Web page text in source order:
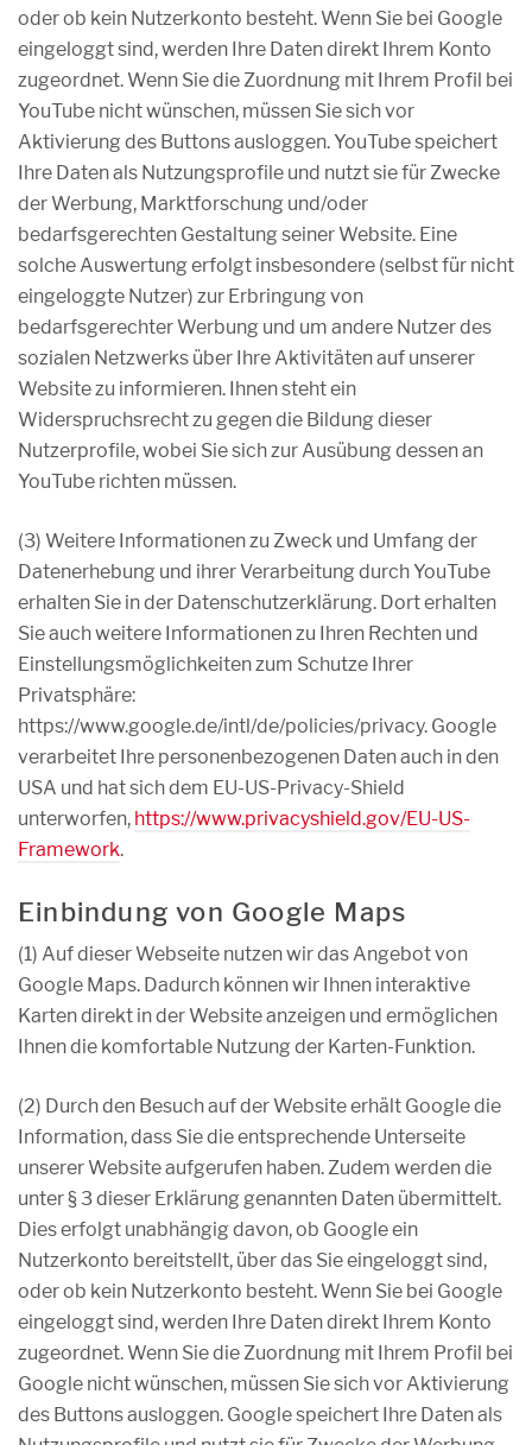
oder ob kein Nutzerkonto besteht. Wenn Sie bei Google
eingeloggt sind, werden Ihre Daten direkt Ihrem Konto
zugeordnet. Wenn Sie die Zuordnung mit Ihrem Profil bei
YouTube nicht wünschen, müssen Sie sich vor
Aktivierung des Buttons ausloggen. YouTube speichert
Ihre Daten als Nutzungsprofile und nutzt sie für Zwecke
der Werbung, Marktforschung und/oder
bedarfsgerechten Gestaltung seiner Website. Eine
solche Auswertung erfolgt insbesondere (selbst für nicht
eingeloggte Nutzer) zur Erbringung von
bedarfsgerechter Werbung und um andere Nutzer des
sozialen Netzwerks über Ihre Aktivitäten auf unserer
Website zu informieren. Ihnen steht ein
Widerspruchsrecht zu gegen die Bildung dieser
Nutzerprofile, wobei Sie sich zur Ausübung dessen an
YouTube richten müssen.
(3) Weitere Informationen zu Zweck und Umfang der
Datenerhebung und ihrer Verarbeitung durch YouTube
erhalten Sie in der Datenschutzerklärung. Dort erhalten
Sie auch weitere Informationen zu Ihren Rechten und
Einstellungsmöglichkeiten zum Schutze Ihrer
Privatsphäre:
https://www.google.de/intl/de/policies/privacy. Google
verarbeitet Ihre personenbezogenen Daten auch in den
USA und hat sich dem EU-US-Privacy-Shield
unterworfen, https://www.privacyshield.gov/EU-US-
Framework.
Einbindung von Google Maps
(1) Auf dieser Webseite nutzen wir das Angebot von
Google Maps. Dadurch können wir Ihnen interaktive
Karten direkt in der Website anzeigen und ermöglichen
Ihnen die komfortable Nutzung der Karten-Funktion.
(2) Durch den Besuch auf der Website erhält Google die
Information, dass Sie die entsprechende Unterseite
unserer Website aufgerufen haben. Zudem werden die
unter § 3 dieser Erklärung genannten Daten übermittelt.
Dies erfolgt unabhängig davon, ob Google ein
Nutzerkonto bereitstellt, über das Sie eingeloggt sind,
oder ob kein Nutzerkonto besteht. Wenn Sie bei Google
eingeloggt sind, werden Ihre Daten direkt Ihrem Konto
zugeordnet. Wenn Sie die Zuordnung mit Ihrem Profil bei
Google nicht wünschen, müssen Sie sich vor Aktivierung
des Buttons ausloggen. Google speichert Ihre Daten als